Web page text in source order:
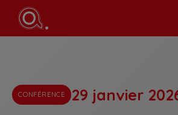
CONFÉRENCE 29 janvier